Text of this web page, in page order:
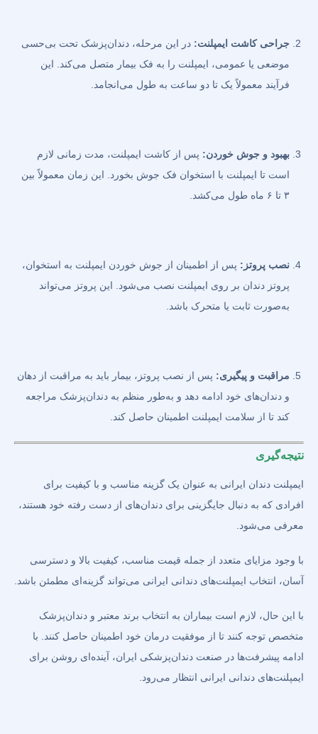
جراحی کاشت ایمپلنت: در این مرحله، دندان‌پزشک تحت بی‌حسی
موضعی یا عمومی، ایمپلنت را به فک بیمار متصل می‌کند. این
فرآیند معمولاً یک تا دو ساعت به طول می‌انجامد.
بهبود و جوش خوردن: پس از کاشت ایمپلنت، مدت زمانی لازم
است تا ایمپلنت با استخوان فک جوش بخورد. این زمان معمولاً بین
۳ تا ۶ ماه طول می‌کشد.
نصب پروتز: پس از اطمینان از جوش خوردن ایمپلنت به استخوان،
پروتز دندان بر روی ایمپلنت نصب می‌شود. این پروتز می‌تواند
به‌صورت ثابت یا متحرک باشد.
مراقبت و پیگیری: پس از نصب پروتز، بیمار باید به مراقبت از دهان
و دندان‌های خود ادامه دهد و به‌طور منظم به دندان‌پزشک مراجعه
کند تا از سلامت ایمپلنت اطمینان حاصل کند.
نتیجه‌گیری
ایمپلنت دندان ایرانی به عنوان یک گزینه مناسب و با کیفیت برای
افرادی که به دنبال جایگزینی برای دندان‌های از دست رفته خود هستند،
معرفی می‌شود.
با وجود مزایای متعدد از جمله قیمت مناسب، کیفیت بالا و دسترسی
آسان، انتخاب ایمپلنت‌های دندانی ایرانی می‌تواند گزینه‌ای مطمئن باشد.
با این حال، لازم است بیماران به انتخاب برند معتبر و دندان‌پزشک
متخصص توجه کنند تا از موفقیت درمان خود اطمینان حاصل کنند. با
ادامه پیشرفت‌ها در صنعت دندان‌پزشکی ایران، آینده‌ای روشن برای
ایمپلنت‌های دندانی ایرانی انتظار می‌رود.